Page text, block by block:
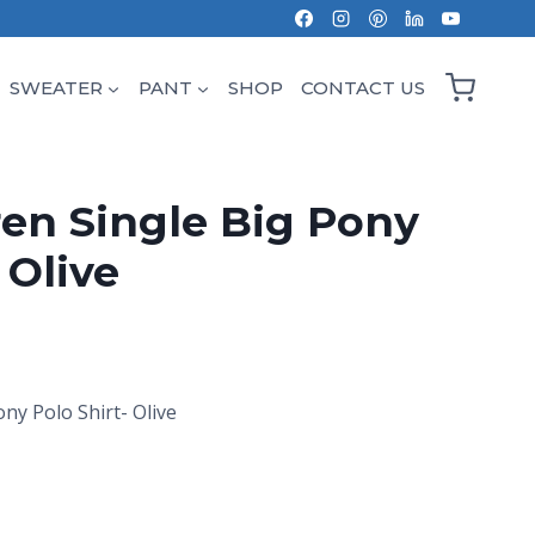
SWEATER PANT SHOP CONTACT US
Single Big Pony
Polo Shirt- Olive